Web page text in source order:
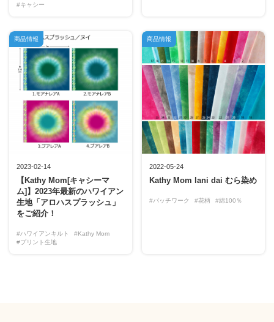
#キャシー
2023-02-14
【Kathy Mom[キャシーマ
ム]】2023年最新のハワイアン
生地「アロハスプラッシュ」
をご紹介！
#ハワイアンキルト
#Kathy Mom
#プリント生地
商品情報
2022-05-24
Kathy Mom lani dai むら染め
#パッチワーク #花柄 #綿100％
商品情報